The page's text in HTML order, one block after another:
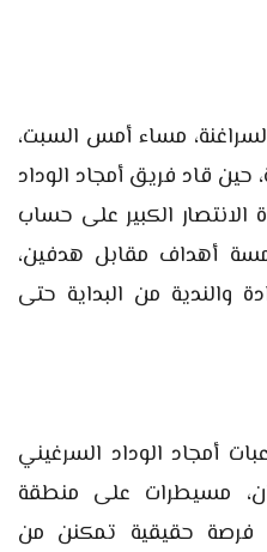
مساء أمس السبت،
حين قاد فريق أمجاد الوداد
الكبير على حساب
أهداف مقابل هدفين،
والندية من البداية حتى
أمجاد الوداد السرغيني
مسيطرات على منطقة
حقيقية تمكنن من